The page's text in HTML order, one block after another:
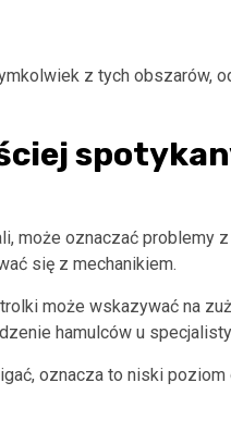
z tych obszarów,
może oznaczać problemy
się z mechanikiem.
może wskazywać na
hamulców u
oznacza to niski